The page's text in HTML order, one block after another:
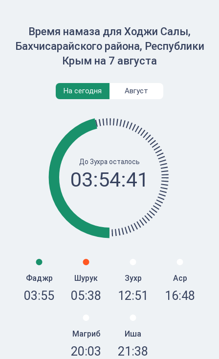
Время намаза для Ходжи Салы,
Бахчисарайского района, Республики
Крым на 7 августа
На сегодня Август
До Зухра осталось
03:54:41
Фаджр
03:55
Шурук
05:38
Зухр
12:51
Аср
16:48
Магриб
20:03
Иша
21:38